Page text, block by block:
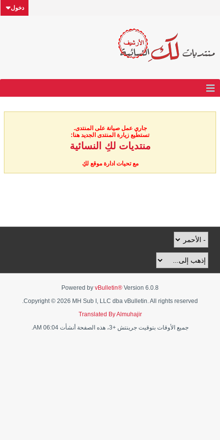
دخول
جاري عمل صيانة على المنتدى.
تستطيع زيارة المنتدى الجديد هنا:
منتديات لكِ النسائية
مع تحيات ادارة موقع لكِ
Powered by vBulletin® Version 6.0.8
Copyright © 2026 MH Sub I, LLC dba vBulletin. All rights reserved.
Translated By Almuhajir
جميع الأوقات بتوقيت جرينتش +3، هذه الصفحة أنشأت 06:04 AM.